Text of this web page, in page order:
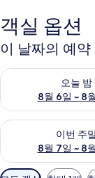
객실 옵션
이 날짜의 예
오늘 밤
8월 6일 ~ 8
오늘 밤 예약 가능
이번 주
8월 7일 ~ 8
이번 주말 예약 가
객